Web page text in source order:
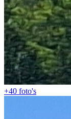
+40 foto's